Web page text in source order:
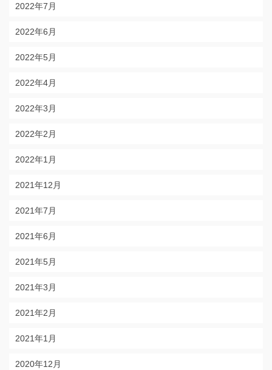
2022年7月
2022年6月
2022年5月
2022年4月
2022年3月
2022年2月
2022年1月
2021年12月
2021年7月
2021年6月
2021年5月
2021年3月
2021年2月
2021年1月
2020年12月